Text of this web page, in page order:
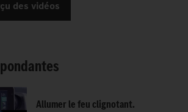
des vidéos
Allumer le feu clignotant.